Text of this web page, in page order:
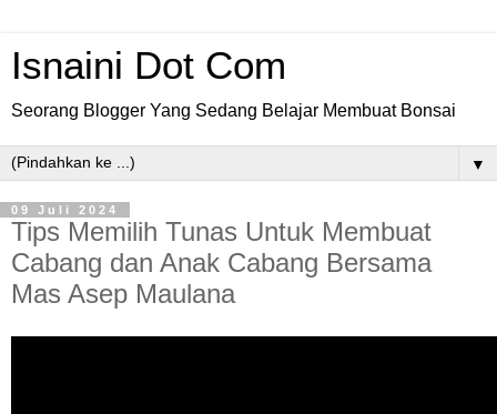
Isnaini Dot Com
Seorang Blogger Yang Sedang Belajar Membuat Bonsai
▼
09 Juli 2024
Tips Memilih Tunas Untuk Membuat
Cabang dan Anak Cabang Bersama
Mas Asep Maulana